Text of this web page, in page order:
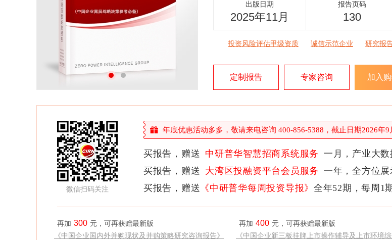
出版日期
2025年11月
报告页码
130
投资风险评估甲级资质 诚信示范企业 研究报
定制报告 专家咨询 加入
微信扫码关注
年底优惠活动多多，敬请来电咨询 400-856-5388，截止日期2026年9
买报告，赠送 中研普华智慧招商系统服务 一月，产业大
买报告，赠送
大湾区投融资平台会员服务 一年，全方位
买报告，赠送 《中研普华每周投资导报》 全年52期，每周1
再加 300 元，可再获赠最新版
《中国企业国内外并购现状及并购策略研究咨询报告》
再加 400 元，可再获赠最新版
《中国企业新三板挂牌上市操作辅导及上市环境综